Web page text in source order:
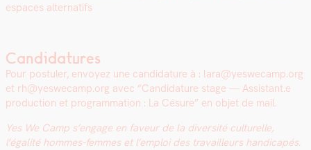
espaces alter­nat­ifs
Candidatures
Pour pos­tuler, envoyez une can­di­da­ture à : lara@yeswecamp.org
et rh@yeswecamp.org avec “Can­di­da­ture stage — Assistant.e
pro­duc­tion et pro­gram­ma­tion : La Césure” en objet de mail.
Yes We Camp s’engage en faveur de la diver­sité cul­turelle,
l’égalité hommes-femmes et l’emploi des tra­vailleurs hand­i­capés.